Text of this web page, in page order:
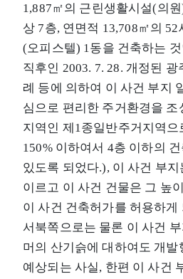
1,887㎡의 근린생활시설(의
상 7층, 연면적 13,708㎡의
(오피스텔) 1동을 건축하는
직후인 2003. 7. 28. 개정된
례 등에 의하여 이 사건 부지
심으로 편리한 주거환경을
지역인 제1종일반주거지역으
150% 이하여서 4층 이하의
있도록 되었다.), 이 사건 부지
이르고 이 사건 건물은 그 높
이 사건 건축허가를 허용하게
서북쪽으로는 물론 이 사건
머의 산기슭에 대하여도 개발
예상되는 사실, 한편 이 사건